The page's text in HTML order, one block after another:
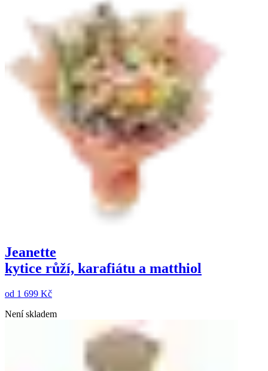
Jeanette
kytice růží, karafiátu a matthiol
od 1 699 Kč
Není skladem